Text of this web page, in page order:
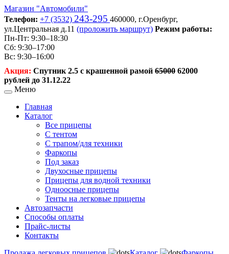
Магазин "Автомобили"
Телефон: +7 (3532) 243-295 460000, г.Оренбург,
ул.Центральная д.11 (проложить маршрут) Режим работы:
Пн-Пт: 9:30–18:30
Сб: 9:30–17:00
Вс: 9:30–16:00
Акция: Спутник 2.5 с крашенной рамой 65000 62000
рублей до 31.12.22
Меню
Главная
Каталог
Все прицепы
С тентом
С трапом/для техники
Фаркопы
Под заказ
Двухосные прицепы
Прицепы для водной техники
Одноосные прицепы
Тенты на легковые прицепы
Автозапчасти
Способы оплаты
Прайс-листы
Контакты